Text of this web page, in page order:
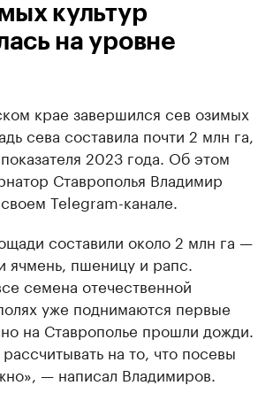
культур
на уровне
крае завершился сев озимых
сева составила почти 2 млн га,
2023 года. Об этом
Ставрополья Владимир
Telegram-канале.
составили около 2 млн га —
ячмень, пшеницу и рапс.
семена отечественной
уже поднимаются первые
на Ставрополье прошли дожди.
на то, что посевы
— написал Владимиров.